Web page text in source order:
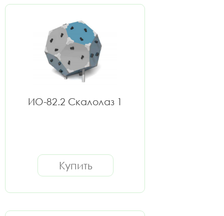
ИО-82.2 Скалолаз 1
Купить